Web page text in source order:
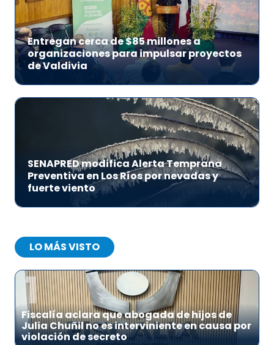
Entregan cerca de $85 millones a
organizaciones para impulsar proyectos
de Valdivia
SENAPRED modifica Alerta Temprana
Preventiva en Los Ríos por nevadas y
fuerte viento
LO MÁS VISTO
1
Fiscalía aclara que abogada de hijos de
Julia Chuñil no es interviniente en causa por
violación de secreto